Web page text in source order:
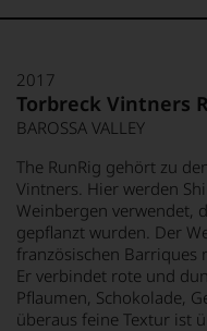
2017
Torbreck Vintners
BAROSSA VALLEY
The RunRig gehört zu
Vintners. Hier werden
Weinbergen verwendet,
gepflanzt wurden. Der
französischen Barriques
Er verbindet rote und
Pflaumen, Schokolade,
überaus feine Textur ist